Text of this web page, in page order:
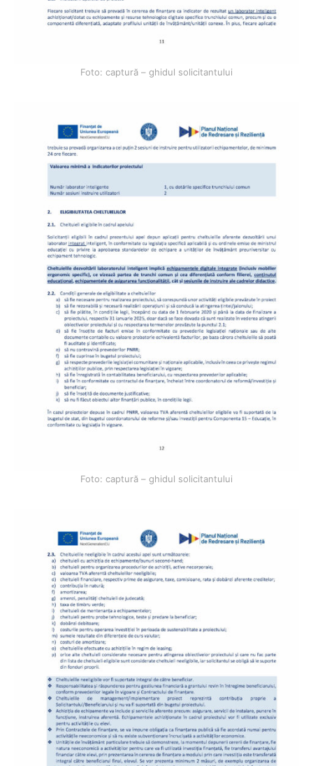
Foto: captură – ghidul solicitantului
Foto: captură – ghidul solicitantului